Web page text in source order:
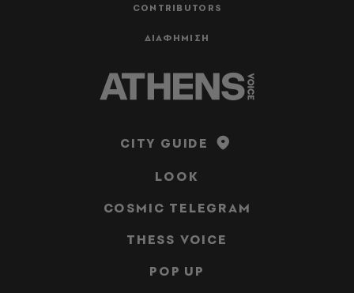
CONTRIBUTORS
ΔΙΑΦΗΜΙΣΗ
CITY GUIDE
LOOK
COSMIC TELEGRAM
THESS VOICE
POP UP